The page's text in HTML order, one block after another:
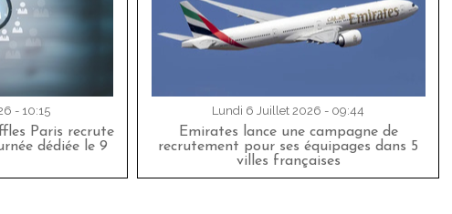
- 10:15
Paris recrute
dédiée le 9
Lundi 6 Juillet 2026 - 09:44
Emirates lance une campagne de
recrutement pour ses équipages dans 5
villes françaises